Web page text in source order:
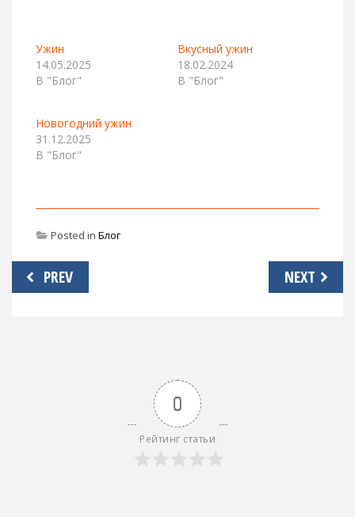
Ужин
14.05.2025
В "Блог"
Вкусный ужин
18.02.2024
В "Блог"
Новогодний ужин
31.12.2025
В "Блог"
Posted in Блог
Навигация
по
PREV NEXT
0
Рейтинг статьи